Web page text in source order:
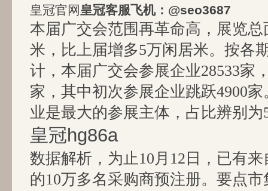
皇冠官网皇冠客服飞机：@seo3687
本届广交会范围再革命高，展览总
米，比上届增多5万闲居米。按各
计，本届广交会参展企业28533家
家，其中初次参展企业跳跃4900
业是最大的参展主体，占比辨别为
皇冠hg86a
数据解析，为止10月12日，已有
的10万多名采购商预注册。要点